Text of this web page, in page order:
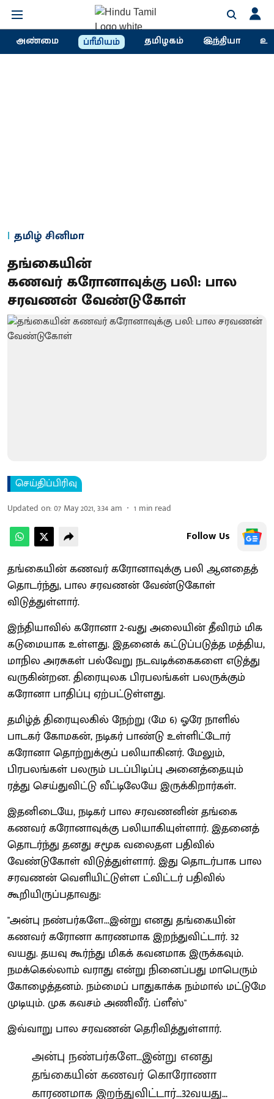
அண்மை ப்ரீமியம் தமிழகம் இந்தியா
தமிழ் சினிமா
தங்கையின்
கணவர் கரோனாவுக்கு பலி: பால
சரவணன் வேண்டுகோள்
செய்திப்பிரிவு
Updated on:07 May 2021, 3:34 am 1 min read
Follow Us
தங்கையின் கணவர் கரோனாவுக்கு பலி ஆனதைத்
தொடர்ந்து, பால சரவணன் வேண்டுகோள்
விடுத்துள்ளார்.
இந்தியாவில் கரோனா 2-வது அலையின் தீவிரம் மிக
கடுமையாக உள்ளது. இதனைக் கட்டுப்படுத்த மத்திய,
மாநில அரசுகள் பல்வேறு நடவடிக்கைகளை எடுத்து
வருகின்றன. திரையுலக பிரபலங்கள் பலருக்கும்
கரோனா பாதிப்பு ஏற்பட்டுள்ளது.
தமிழ்த் திரையுலகில் நேற்று (மே 6) ஓரே நாளில்
பாடகர் கோமகன், நடிகர் பாண்டு உள்ளிட்டோர்
கரோனா தொற்றுக்குப் பலியாகினர். மேலும்,
பிரபலங்கள் பலரும் படப்பிடிப்பு அனைத்தையும்
ரத்து செய்துவிட்டு வீட்டிலேயே இருக்கிறார்கள்.
இதனிடையே, நடிகர் பால சரவணனின் தங்கை
கணவர் கரோனாவுக்கு பலியாகியுள்ளார். இதனைத்
தொடர்ந்து தனது சமூக வலைதள பதிவில்
வேண்டுகோள் விடுத்துள்ளார். இது தொடர்பாக பால
சரவணன் வெளியிட்டுள்ள ட்விட்டர் பதிவில்
கூறியிருப்பதாவது:
"அன்பு நண்பர்களே...இன்று எனது தங்கையின்
கணவர் கரோனா காரணமாக இறந்துவிட்டார். 32
வயது. தயவு கூர்ந்து மிகக் கவனமாக இருக்கவும்.
நமக்கெல்லாம் வராது என்று நினைப்பது மாபெரும்
கோழைத்தனம். நம்மைப் பாதுகாக்க நம்மால் மட்டுமே
முடியும். முக கவசம் அணிவீர். ப்ளீஸ்"
இவ்வாறு பால சரவணன் தெரிவித்துள்ளார்.
அன்பு நண்பர்களே...இன்று எனது
தங்கையின் கணவர் கொரோணா
காரணமாக இறந்துவிட்டார்...32வயது...